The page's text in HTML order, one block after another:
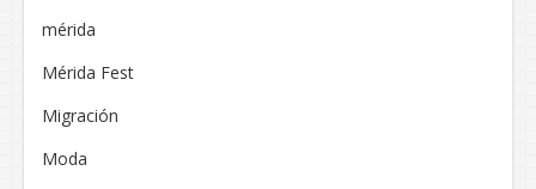
mérida
Mérida Fest
Migración
Moda